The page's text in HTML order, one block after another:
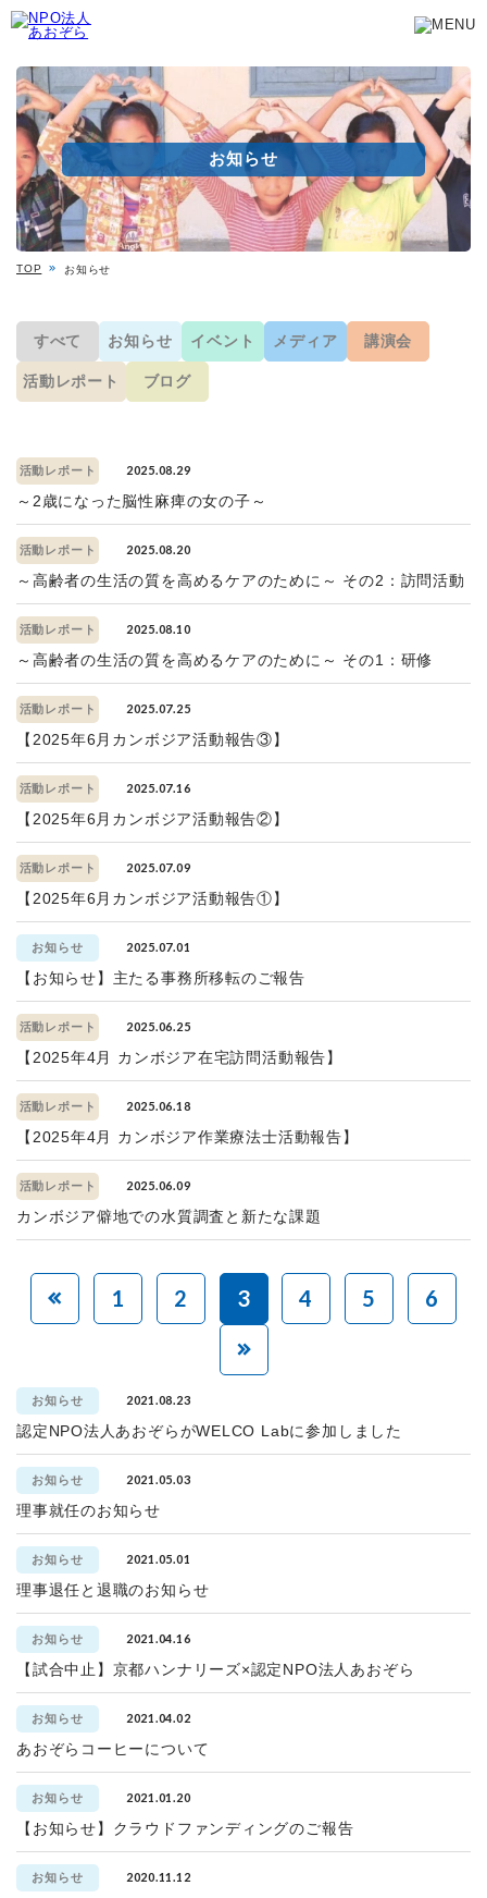
お知らせ
TOP お知らせ
すべて お知らせ イベント メディア 講演会
活動レポート ブログ
活動レポート 2025.08.29
～2歳になった脳性麻痺の女の子～
活動レポート 2025.08.20
～高齢者の生活の質を高めるケアのために～ その2：訪問活動
活動レポート 2025.08.10
～高齢者の生活の質を高めるケアのために～ その1：研修
活動レポート 2025.07.25
【2025年6月カンボジア活動報告③】
活動レポート 2025.07.16
【2025年6月カンボジア活動報告②】
活動レポート 2025.07.09
【2025年6月カンボジア活動報告①】
お知らせ 2025.07.01
【お知らせ】主たる事務所移転のご報告
活動レポート 2025.06.25
【2025年4月 カンボジア在宅訪問活動報告】
活動レポート 2025.06.18
【2025年4月 カンボジア作業療法士活動報告】
活動レポート 2025.06.09
カンボジア僻地での水質調査と新たな課題
1 2 3 4 5 6
お知らせ 2021.08.23
認定NPO法人あおぞらがWELCO Labに参加しました
お知らせ 2021.05.03
理事就任のお知らせ
お知らせ 2021.05.01
理事退任と退職のお知らせ
お知らせ 2021.04.16
【試合中止】京都ハンナリーズ×認定NPO法人あおぞら
お知らせ 2021.04.02
あおぞらコーヒーについて
お知らせ 2021.01.20
【お知らせ】クラウドファンディングのご報告
お知らせ 2020.11.12